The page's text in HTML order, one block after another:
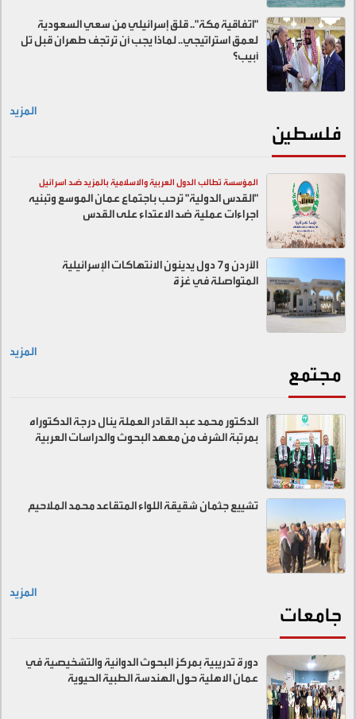
"اتفاقية مكة".. قلق إسرائيلي من سعي السعودية
لعمق استراتيجي.. لماذا يجب أن ترتجف طهران قبل تل
أبيب؟
المزيد
فلسطين
المؤسسة تطالب الدول العربية والاسلامية بالمزيد ضد اسرائيل
"القدس الدولية" ترحب باجتماع عمان الموسع وتبنيه
اجراءات عملية ضد الاعتداء على القدس
الأردن و7 دول يدينون الانتهاكات الإسرائيلية
المتواصلة في غزة
المزيد
مجتمع
الدكتور محمد عبد القادر العملة ينال درجة الدكتوراه
بمرتبة الشرف من معهد البحوث والدراسات العربية
تشييع جثمان شقيقة اللواء المتقاعد محمد الملاحيم
المزيد
جامعات
دورة تدريبية بمركز البحوث الدوائية والتشخيصية في
عمان الاهلية حول الهندسة الطبية الحيوية